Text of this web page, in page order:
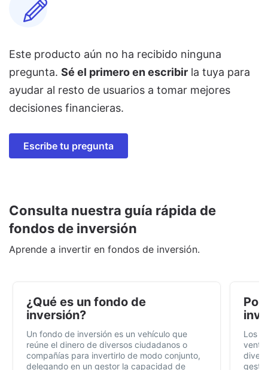
Este producto aún no ha recibido ninguna
pregunta. Sé el primero en escribir la tuya para
ayudar al resto de usuarios a tomar mejores
decisiones financieras.
Escribe tu pregunta
Consulta nuestra guía rápida de
fondos de inversión
Aprende a invertir en fondos de inversión.
¿Qué es un fondo de
inversión?
Un fondo de inversión es un vehículo que
reúne el dinero de diversos ciudadanos o
compañías para invertirlo de modo conjunto,
delegando en un gestor la capacidad de
Por
Los